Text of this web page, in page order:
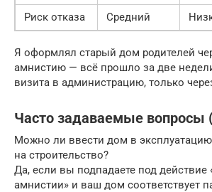
Риск отказа
Средний
Я оформлял старый дом родителей
амнистию — всё прошло за две
визита в администрацию, только
Часто задаваемые вопросы
Можно ли ввести дом в
на строительство?
Да, если вы подпадаете под действие
амнистии» и ваш дом соответствует